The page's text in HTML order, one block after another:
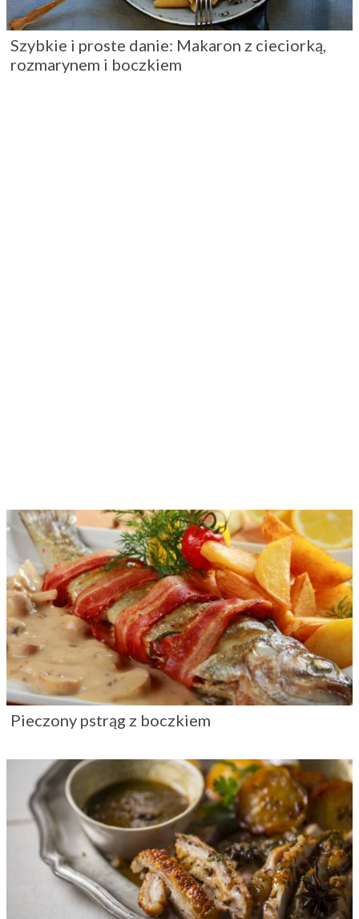
Szybkie i proste danie: Makaron z cieciorką,
rozmarynem i boczkiem
Pieczony pstrąg z boczkiem